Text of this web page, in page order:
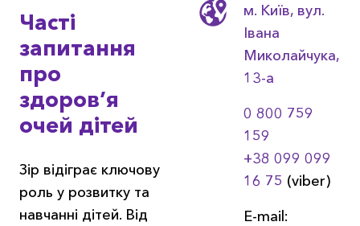
Часті
запитання
про
здоров’я
очей дітей
Зір відіграє ключову
роль у розвитку та
навчанні дітей. Від
м. Київ, вул.
Івана
Миколайчука,
13-a
0 800 759
159
+38 099 099
16 75 (viber)
E-mail: